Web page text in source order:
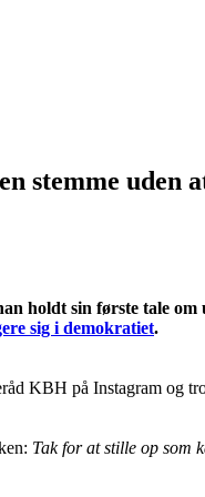
stemme uden
holdt sin første tale
sig i demokratiet.
KBH på Instagram og
Tak for at stille op som